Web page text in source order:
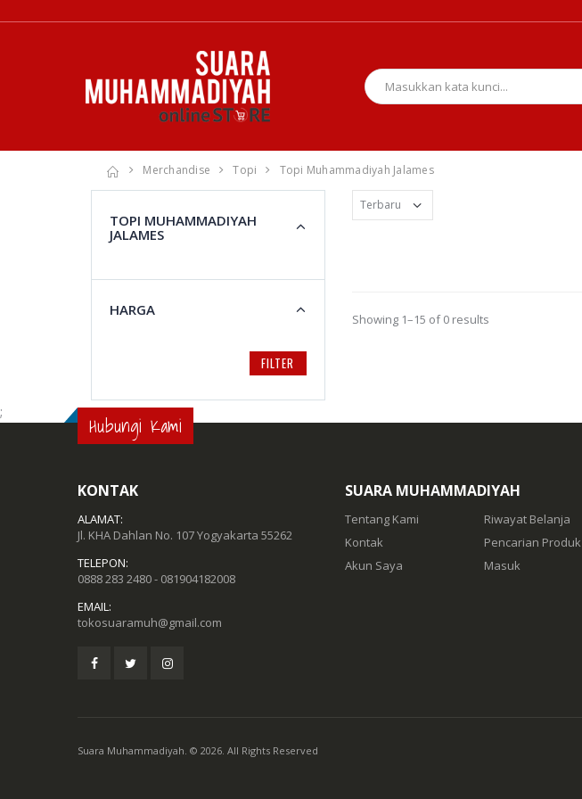
Merchandise Topi Topi Muhammadiyah Jalames
Showing 1–15 of 0 results
TOPI MUHAMMADIYAH
JALAMES
HARGA
FILTER
; Hubungi Kami
KONTAK
ALAMAT:
Jl. KHA Dahlan No. 107 Yogyakarta 55262
TELEPON:
0888 283 2480 - 081904182008
EMAIL:
tokosuaramuh@gmail.com
SUARA MUHAMMADIYAH
Tentang Kami
Kontak
Akun Saya
Riwayat Belanja
Pencarian Produk
Masuk
Suara Muhammadiyah. © 2026. All Rights Reserved